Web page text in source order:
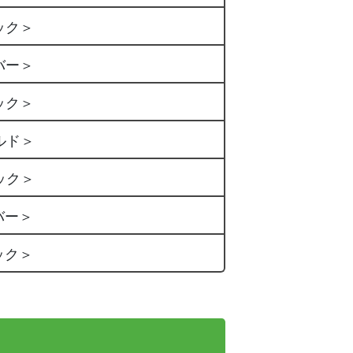
＞
＞
＞
＞
＞
＞
＞